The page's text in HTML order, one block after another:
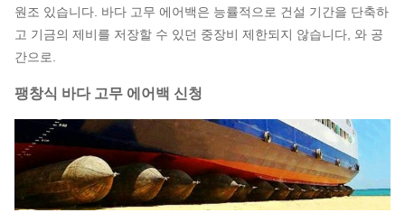
원조 있습니다. 바다 고무 에어백은 능률적으로 건설 기간을 단축하
고 기금의 제비를 저장할 수 있던 중장비 제한되지 않습니다, 와 공
간으로.
팽창식 바다 고무 에어백 신청